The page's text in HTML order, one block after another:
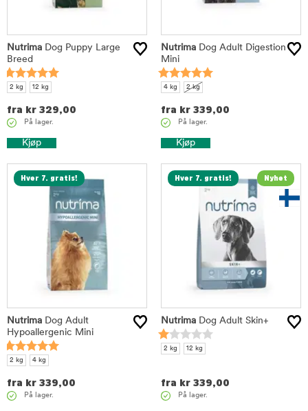
Nutrima Dog Puppy Large
Breed
2 kg 12 kg
fra kr 329,00
På lager.
Kjøp
Nutrima Dog Adult Digestion
Mini
4 kg 2 kg
fra kr 339,00
På lager.
Kjøp
Hver 7. gratis!
Nutrima Dog Adult
Hypoallergenic Mini
2 kg 4 kg
fra kr 339,00
På lager.
Hver 7. gratis!
Nutrima Dog Adult Skin+
2 kg 12 kg
fra kr 339,00
På lager.